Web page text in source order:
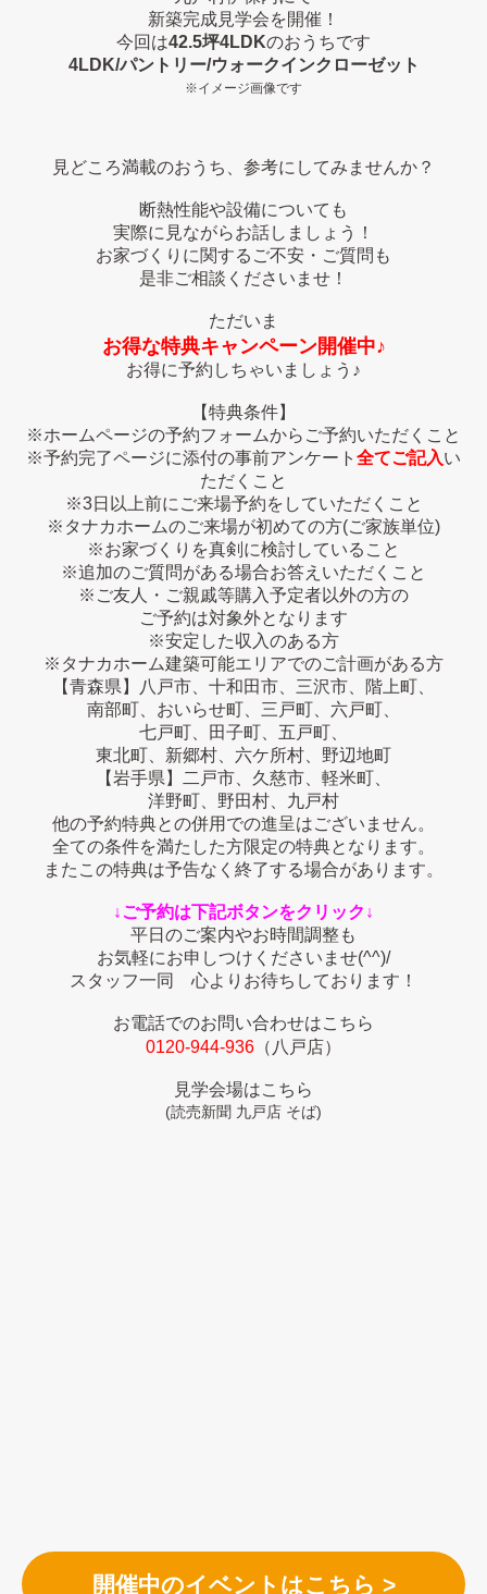
新築完成見学会を開催！
今回は42.5坪4LDKのおうちです
4LDK/パントリー/ウォークインクローゼット
※イメージ画像です
見どころ満載のおうち、参考にしてみませんか？
断熱性能や設備についても
実際に見ながらお話しましょう！
お家づくりに関するご不安・ご質問も
是非ご相談くださいませ！
ただいま
お得な特典キャンペーン開催中♪
お得に予約しちゃいましょう♪
【特典条件】
※ホームページの予約フォームからご予約いただくこと
※予約完了ページに添付の事前アンケート 全てご記入い
ただくこと
※3日以上前にご来場予約をしていただくこと
※タナカホームのご来場が初めての方(ご家族単位)
※お家づくりを真剣に検討していること
※追加のご質問がある場合お答えいただくこと
※ご友人・ご親戚等購入予定者以外の方の
ご予約は対象外となります
※安定した収入のある方
※タナカホーム建築可能エリアでのご計画がある方
【青森県】八戸市、十和田市、三沢市、階上町、
南部町、おいらせ町、三戸町、六戸町、
七戸町、田子町、五戸町、
東北町、新郷村、六ケ所村、野辺地町
【岩手県】二戸市、久慈市、軽米町、
洋野町、野田村、九戸村
他の予約特典との併用での進呈はございません。
全ての条件を満たした方限定の特典となります。
またこの特典は予告なく終了する場合があります。
↓ご予約は下記ボタンをクリック↓
平日のご案内やお時間調整も
お気軽にお申しつけくださいませ(^^)/
スタッフ一同 心よりお待ちしております！
お電話でのお問い合わせはこちら
0120-944-936 （八戸店）
見学会場はこちら
(読売新聞 九戸店 そば)
開催中のイベントはこちら >